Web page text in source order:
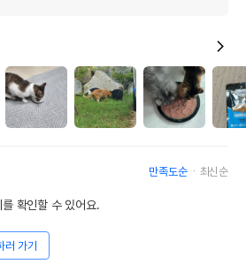
만족도순 최신순
확인할 수 있어요.
러 가기